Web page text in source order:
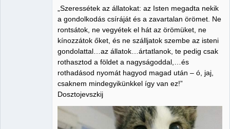
„Szeressétek az állatokat: az Isten megadta nekik
a gondolkodás csíráját és a zavartalan örömet. Ne
rontsátok, ne vegyétek el hát az örömüket, ne
kínozzátok őket, és ne szálljatok szembe az isteni
gondolattal…az állatok…ártatlanok, te pedig csak
rothasztod a földet a nagyságoddal,…és
rothadásod nyomát hagyod magad után – ó, jaj,
csaknem mindegyikünkkel így van ez!”
Dosztojevszkij